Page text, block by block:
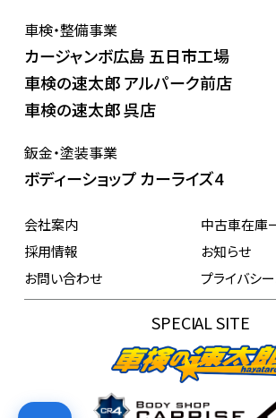
車検・整備事業
カージャンボ広島 五日市工場
車検の速太郎 アルパーク前店
車検の速太郎 呉店
鈑金・塗装事業
ボディーショップ カーライズ4
会社案内
中古車在庫
採用情報
お知らせ
お問い合わせ
プライバシ
SPECIAL SITE